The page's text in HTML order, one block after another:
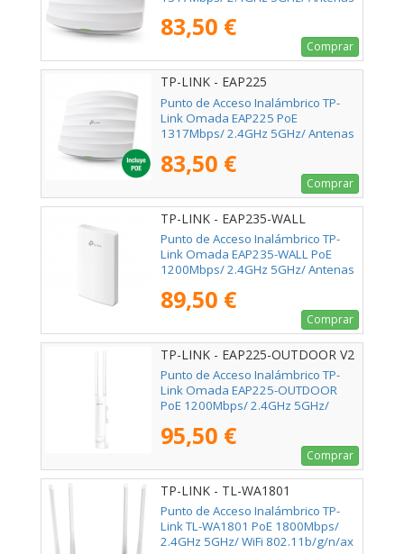
83,50 €
Comprar
TP-LINK - EAP225
Punto de Acceso Inalámbrico TP-
Link Omada EAP225 PoE
1317Mbps/ 2.4GHz 5GHz/ Antenas
83,50 €
Comprar
TP-LINK - EAP235-WALL
Punto de Acceso Inalámbrico TP-
Link Omada EAP235-WALL PoE
1200Mbps/ 2.4GHz 5GHz/ Antenas
802.3af/at
89,50 €
Comprar
TP-LINK - EAP225-OUTDOOR V2
Punto de Acceso Inalámbrico TP-
Link Omada EAP225-OUTDOOR
PoE 1200Mbps/ 2.4GHz 5GHz/
802.11ac/n/b/g/a
95,50 €
Comprar
TP-LINK - TL-WA1801
Punto de Acceso Inalámbrico TP-
Link TL-WA1801 PoE 1800Mbps/
2.4GHz 5GHz/ WiFi 802.11b/g/n/ax